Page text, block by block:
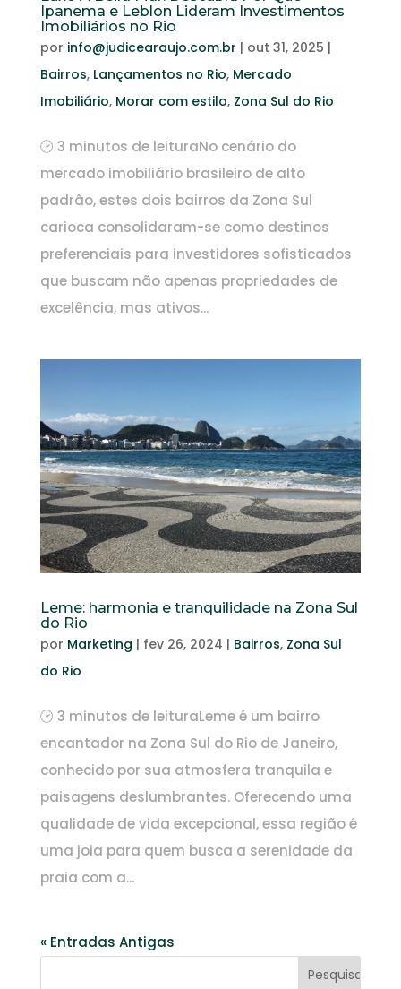
Ipanema e Leblon Lideram Investimentos
Imobiliários no Rio
por info@judicearaujo.com.br | out 31, 2025 |
Bairros, Lançamentos no Rio, Mercado
Imobiliário, Morar com estilo, Zona Sul do Rio
🕑 3 minutos de leituraNo cenário do
mercado imobiliário brasileiro de alto
padrão, estes dois bairros da Zona Sul
carioca consolidaram-se como destinos
preferenciais para investidores sofisticados
que buscam não apenas propriedades de
excelência, mas ativos...
Leme: harmonia e tranquilidade na Zona Sul
do Rio
por Marketing | fev 26, 2024 | Bairros, Zona Sul
do Rio
🕑 3 minutos de leituraLeme é um bairro
encantador na Zona Sul do Rio de Janeiro,
conhecido por sua atmosfera tranquila e
paisagens deslumbrantes. Oferecendo uma
qualidade de vida excepcional, essa região é
uma joia para quem busca a serenidade da
praia com a...
« Entradas Antigas